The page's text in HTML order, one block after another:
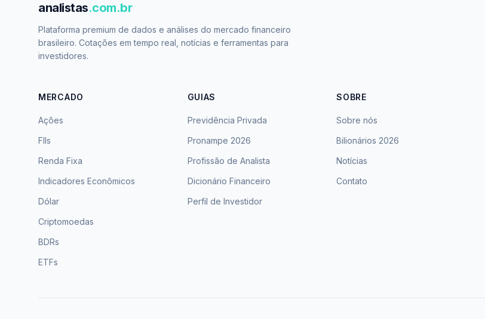
analistas.com.br
Plataforma premium de dados e análises do mercado financeiro
brasileiro. Cotações em tempo real, notícias e ferramentas para
investidores.
MERCADO
Ações
FIIs
Renda Fixa
Indicadores Econômicos
Dólar
Criptomoedas
BDRs
ETFs
GUIAS
Previdência Privada
Pronampe 2026
Profissão de Analista
Dicionário Financeiro
Perfil de Investidor
SOBRE
Sobre nós
Bilionários 2026
Notícias
Contato